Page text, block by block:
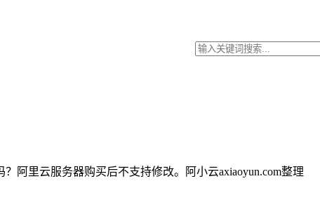
阿里云服务器购买后不支持修改。阿小云axiaoyun.com整理